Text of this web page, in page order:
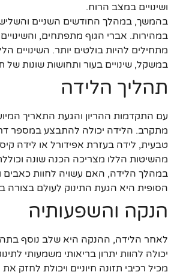
ושינויים במצב הרוח.
בהמשך, במהלך החודשים השניים
במהירות. אברי הגוף מתפתחים,
מתחילים להיות בולטים יותר. השינויים
במשקל, שינויים בעור ותחושות שונות של
תהליך הלידה
עם התקדמות ההריון והגעת התאריך
מתקרב. הלידה יכולה להתבצע במספר
טבעית, לידה בעזרת אפידורל או לידה
מהשיטות הללו מצריכה הכנה שונה וכוללת
במהלך הלידה, האם עשויה לחוות כאבים
הסופית היא הגעת התינוק לעולם בצורה
הנקה והשפעותיה
לאחר הלידה, ההנקה היא שלב נוסף
יכולה להוות יתרון בריאותי משמעותי
מכיל רכיבי תזונה חיוניים ויכולת לחזק